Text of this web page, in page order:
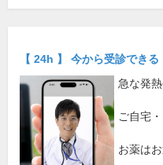
【 24h 】 今から受診できる
急な発
ご自宅
お薬は